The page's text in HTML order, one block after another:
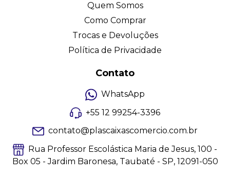
Quem Somos
Como Comprar
Trocas e Devoluções
Política de Privacidade
Contato
WhatsApp
+55 12 99254-3396
contato@plascaixascomercio.com.br
Rua Professor Escolástica Maria de Jesus, 100 -
Box 05 - Jardim Baronesa, Taubaté - SP, 12091-050